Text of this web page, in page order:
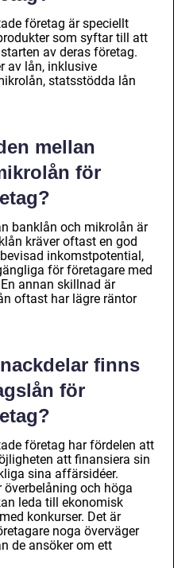
företag är speciellt
som syftar till att
av deras företag.
av lån, inklusive
statsstödda lån
mellan
för
banklån och mikrolån är
kräver oftast en god
inkomstpotential,
för företagare med
annan skillnad är
oftast har lägre räntor
finns
för
företag har fördelen att
att finansiera sin
sina affärsidéer.
överbelåning och höga
leda till ekonomisk
konkurser. Det är
noga överväger
de ansöker om ett